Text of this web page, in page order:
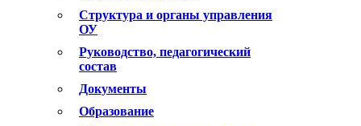
Структура и органы управления
ОУ
Руководство, педагогический
состав
Документы
Образование